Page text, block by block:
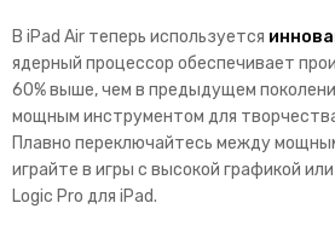
В iPad Air теперь используется
ядерный процессор обеспечивает
60% выше, чем в предыдущем
мощным инструментом для
Плавно переключайтесь между
играйте в игры с высокой графикой
Logic Pro для iPad.